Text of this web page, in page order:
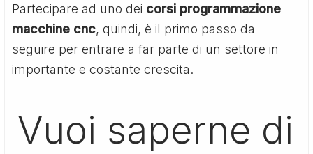
Partecipare ad uno dei corsi programmazione
macchine cnc, quindi, è il primo passo da
seguire per entrare a far parte di un settore in
importante e costante crescita.
Vuoi saperne di